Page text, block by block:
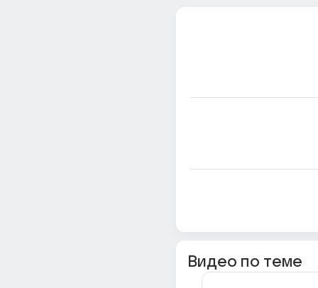
Видео по теме